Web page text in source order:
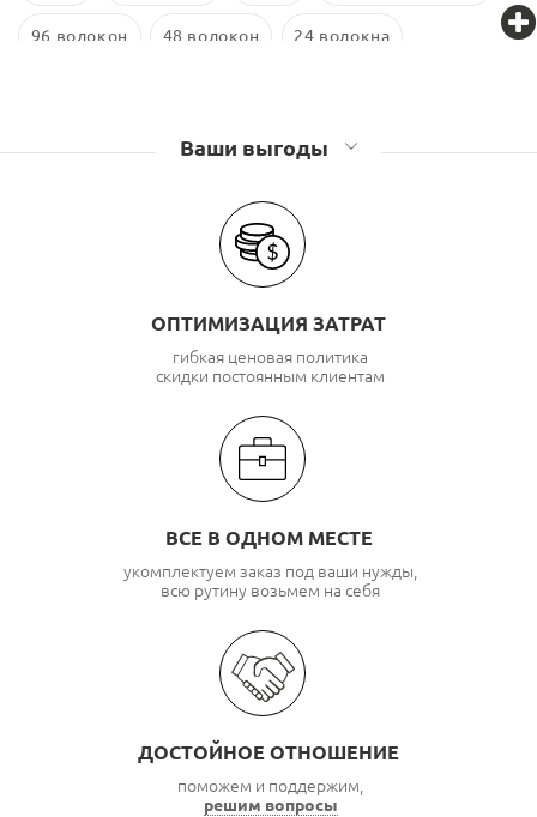
96 волокон 48 волокон 24 волокна
Оптические муфты GJSВаши выгоды
ОПТИМИЗАЦИЯ ЗАТРАТ
гибкая ценовая политика
скидки постоянным клиентам
ВСЕ В ОДНОМ МЕСТЕ
укомплектуем заказ под ваши нужды,
всю рутину возьмем на себя
ДОСТОЙНОЕ ОТНОШЕНИЕ
поможем и поддержим,
решим вопросы